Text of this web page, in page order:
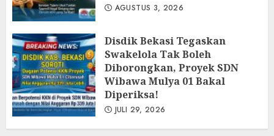
AGUSTUS 3, 2026
Disdik Bekasi Tegaskan
Swakelola Tak Boleh
Diborongkan, Proyek SDN
Wibawa Mulya 01 Bakal
Diperiksa!
JULI 29, 2026